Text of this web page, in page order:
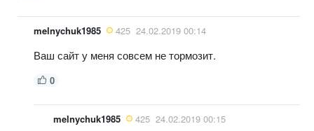
melnychuk1985 425 24.02.2019 00:14
Ваш сайт у меня совсем не тормозит.
0
melnychuk1985 425 24.02.2019 00:15